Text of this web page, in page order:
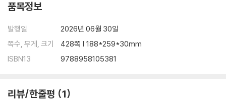
품목정보
발행일
2026년 06월 30일
쪽수, 무게, 크기
428쪽 | 188*259*30mm
ISBN13
9788958105381
리뷰/한줄평 1